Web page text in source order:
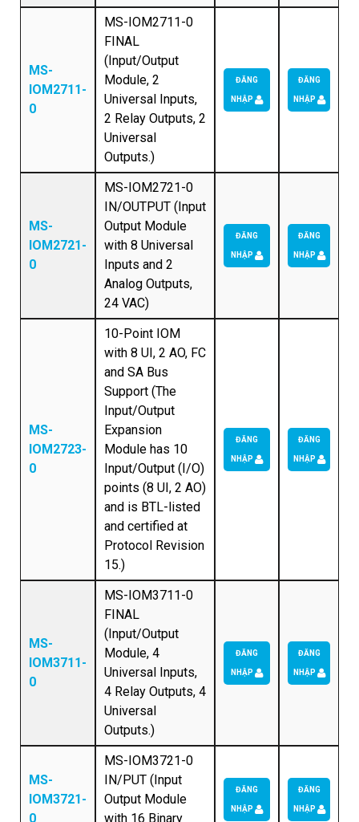
MS-
IOM2711-
0
MS-IOM2711-0
FINAL
(Input/Output
Module, 2
Universal Inputs,
2 Relay Outputs, 2
Universal
Outputs.)
ĐĂNG
NHẬP
ĐĂNG
NHẬP
MS-
IOM2721-
0
MS-IOM2721-0
IN/OUTPUT (Input
Output Module
with 8 Universal
Inputs and 2
Analog Outputs,
24 VAC)
ĐĂNG
NHẬP
ĐĂNG
NHẬP
MS-
IOM2723-
0
10-Point IOM
with 8 UI, 2 AO, FC
and SA Bus
Support (The
Input/Output
Expansion
Module has 10
Input/Output (I/O)
points (8 UI, 2 AO)
and is BTL-listed
and certified at
Protocol Revision
15.)
ĐĂNG
NHẬP
ĐĂNG
NHẬP
MS-
IOM3711-
0
MS-IOM3711-0
FINAL
(Input/Output
Module, 4
Universal Inputs,
4 Relay Outputs, 4
Universal
Outputs.)
ĐĂNG
NHẬP
ĐĂNG
NHẬP
MS-
IOM3721-
0
MS-IOM3721-0
IN/PUT (Input
Output Module
with 16 Binary
ĐĂNG
NHẬP
ĐĂNG
NHẬP